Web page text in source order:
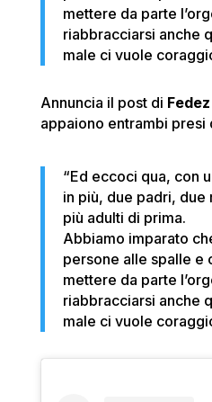
mettere da parte
riabbracciarsi anche
male ci vuole
Annuncia il post di Fedez
appaiono entrambi presi
“Ed eccoci qua, con
in più, due padri, due
più adulti di prima.
Abbiamo imparato
persone alle spalle e
mettere da parte
riabbracciarsi anche
male ci vuole